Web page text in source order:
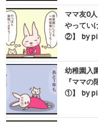
ママ友0
やってい
②】 by
幼稚園入
『ママ
①】 by